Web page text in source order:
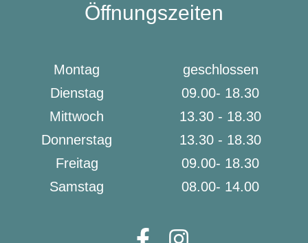
Öffnungszeiten
Montag
geschlossen
Dienstag
09.00- 18.30
Mittwoch
13.30 - 18.30
Donnerstag
13.30 - 18.30
Freitag
09.00- 18.30
Samstag
08.00- 14.00